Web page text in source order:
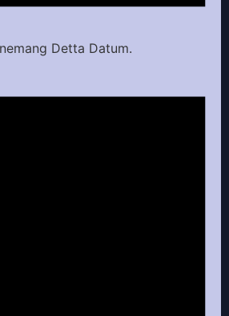
Detta Datum.